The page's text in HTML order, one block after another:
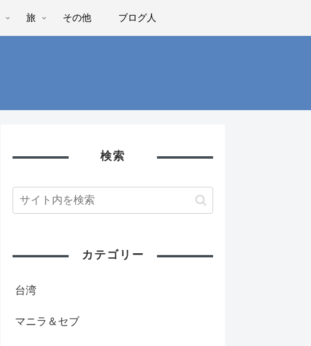
旅 その他 ブログ人
検索
カテゴリー
台湾
マニラ＆セブ